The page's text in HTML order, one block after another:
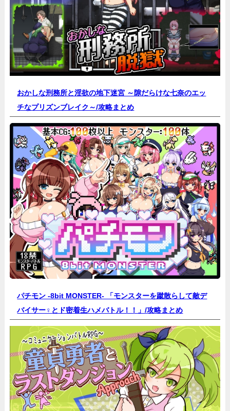
おかしな刑務所と淫欲の地下迷宮 ～隙だらけな七奈のエッ
チなプリズンブレイク～/攻略まとめ
パチモン -8bit MONSTER- 「モンスターを蹴散らして敵デ
バイサー♀とド密着生ハメバトル！！」/攻略まとめ